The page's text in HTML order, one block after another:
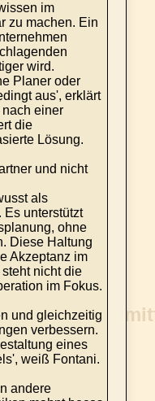
im
zu machen. Ein
wird.
Planer oder
aus', erklärt
einer
die
Lösung.
und nicht
als
unterstützt
ohne
Diese Haltung
Akzeptanz im
nicht die
im Fokus.
und gleichzeitig
verbessern.
eines
weiß Fontani.
andere